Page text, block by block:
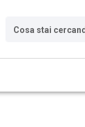
Cosa stai